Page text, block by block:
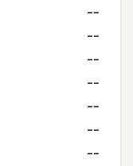
--
--
--
--
--
--
--